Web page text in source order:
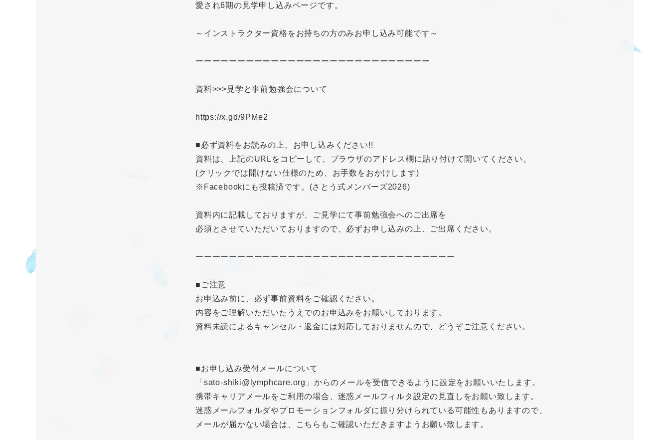
愛され6期の見学申し込みページです。
～インストラクター資格をお持ちの方のみお申し込み可能です～
ーーーーーーーーーーーーーーーーーーーーーーーーーーーー
資料>>>見学と事前勉強会について
https://x.gd/9PMe2
■必ず資料をお読みの上、お申し込みください!!
資料は、上記のURLをコピーして、ブラウザのアドレス欄に貼り付けて開いてください。
(クリックでは開けない仕様のため、お手数をおかけします)
※Facebookにも投稿済です。(さとう式メンバーズ2026)
資料内に記載しておりますが、ご見学にて事前勉強会へのご出席を
必須とさせていただいておりますので、必ずお申し込みの上、ご出席ください。
ーーーーーーーーーーーーーーーーーーーーーーーーーーーーーーー
■ご注意
お申込み前に、必ず事前資料をご確認ください。
内容をご理解いただいたうえでのお申込みをお願いしております。
資料未読によるキャンセル・返金には対応しておりませんので、どうぞご注意ください。
■お申し込み受付メールについて
「sato-shiki@lymphcare.org」からのメールを受信できるように設定をお願いいたします。
携帯キャリアメールをご利用の場合、迷惑メールフィルタ設定の見直しをお願い致します。
迷惑メールフォルダやプロモーションフォルダに振り分けられている可能性もありますので、
メールが届かない場合は、こちらもご確認いただきますようお願い致します。